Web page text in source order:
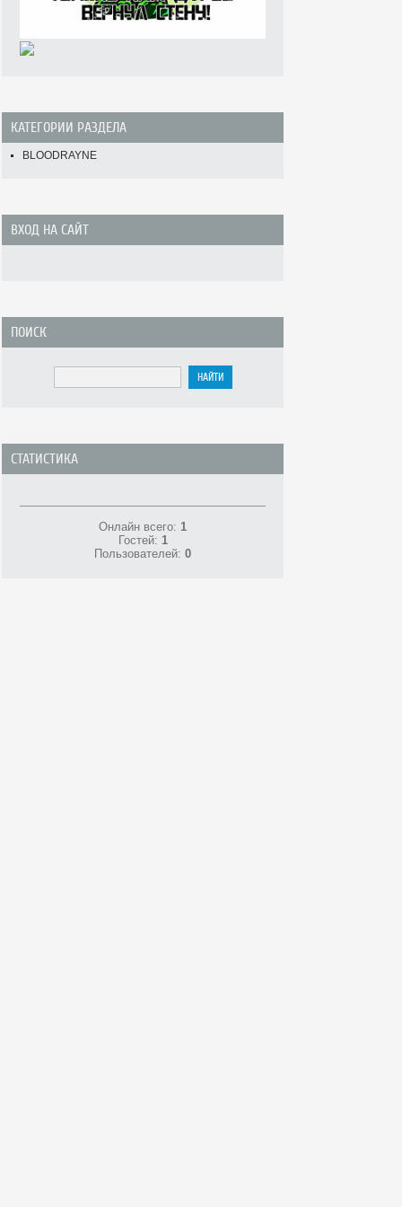
КАТЕГОРИИ РАЗДЕЛА
BLOODRAYNE
ВХОД НА САЙТ
ПОИСК
СТАТИСТИКА
Онлайн всего: 1
Гостей: 1
Пользователей: 0